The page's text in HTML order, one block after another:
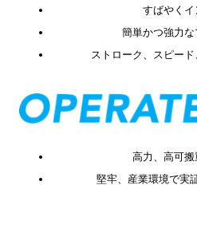
すばやく
簡単かつ強力
ストローク、スピー
高力、高可
堅牢、産業環境で実